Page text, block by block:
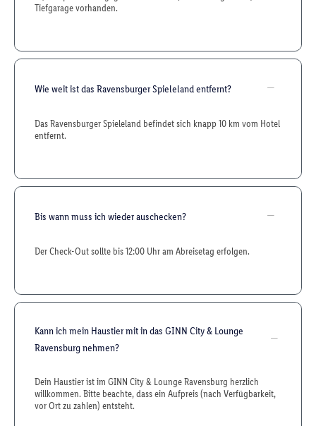
Tiefgarage vorhanden.
Wie weit ist das Ravensburger Spieleland entfernt?
Das Ravensburger Spieleland befindet sich knapp 10 km vom Hotel
entfernt.
Bis wann muss ich wieder auschecken?
Der Check-Out sollte bis 12:00 Uhr am Abreisetag erfolgen.
Kann ich mein Haustier mit in das GINN City & Lounge
Ravensburg nehmen?
Dein Haustier ist im GINN City & Lounge Ravensburg herzlich
willkommen. Bitte beachte, dass ein Aufpreis (nach Verfügbarkeit,
vor Ort zu zahlen) entsteht.